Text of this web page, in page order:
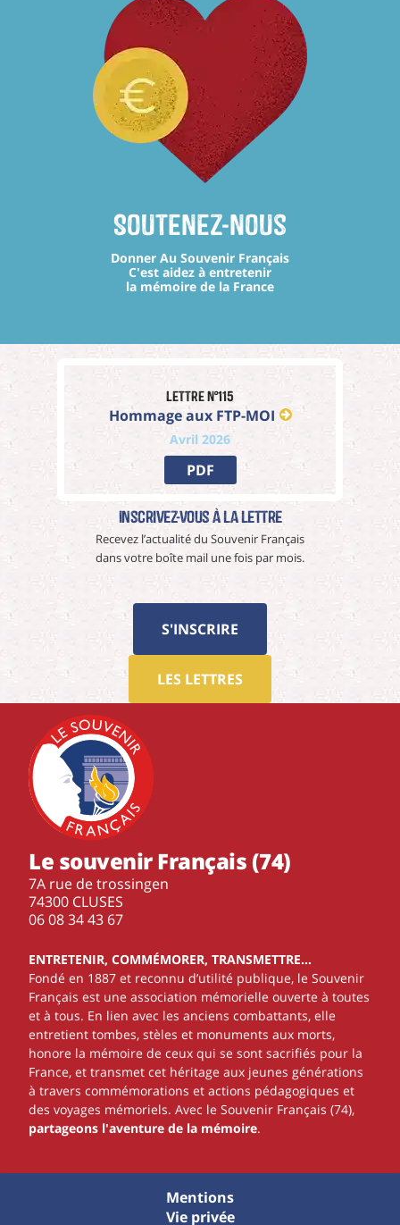
Soutenez-nous
Donner Au Souvenir Français
C'est aidez à entretenir
la mémoire de la France
Lettre n°115
Hommage aux FTP-MOI
Avril 2026
PDF
Inscrivez-vous à La Lettre
Recevez l’actualité du Souvenir Français
dans votre boîte mail une fois par mois.
S'INSCRIRE
LES LETTRES
Le souvenir Français (74)
7A rue de trossingen
74300 CLUSES
‭06 08 34 43 67‬
ENTRETENIR, COMMÉMORER, TRANSMETTRE…
Fondé en 1887 et reconnu d’utilité publique, le Souvenir
Français est une association mémorielle ouverte à toutes
et à tous. En lien avec les anciens combattants, elle
entretient tombes, stèles et monuments aux morts,
honore la mémoire de ceux qui se sont sacrifiés pour la
France, et transmet cet héritage aux jeunes générations
à travers commémorations et actions pédagogiques et
des voyages mémoriels. Avec le Souvenir Français (74),
partageons l'aventure de la mémoire.
Mentions
Vie privée